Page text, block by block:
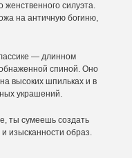
силуэта.
на античную богиню,
— длинном
спиной. Оно
высоких шпильках и в
украшений.
ты сумеешь создать
изысканности образ.